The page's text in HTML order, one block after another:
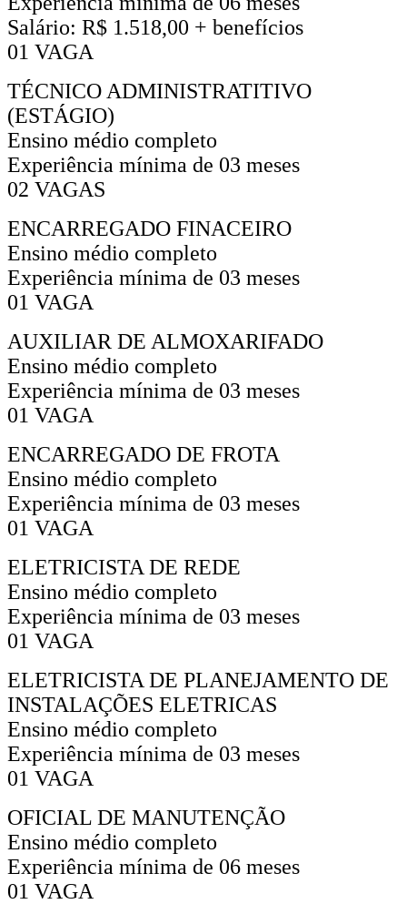
Salário: R$ 1.518,00 + benefícios
01 VAGA
TÉCNICO ADMINISTRATITIVO
(ESTÁGIO)
Ensino médio completo
Experiência mínima de 03 meses
02 VAGAS
ENCARREGADO FINACEIRO
Ensino médio completo
Experiência mínima de 03 meses
01 VAGA
AUXILIAR DE ALMOXARIFADO
Ensino médio completo
Experiência mínima de 03 meses
01 VAGA
ENCARREGADO DE FROTA
Ensino médio completo
Experiência mínima de 03 meses
01 VAGA
ELETRICISTA DE REDE
Ensino médio completo
Experiência mínima de 03 meses
01 VAGA
ELETRICISTA DE PLANEJAMENTO DE
INSTALAÇÕES ELETRICAS
Ensino médio completo
Experiência mínima de 03 meses
01 VAGA
OFICIAL DE MANUTENÇÃO
Ensino médio completo
Experiência mínima de 06 meses
01 VAGA